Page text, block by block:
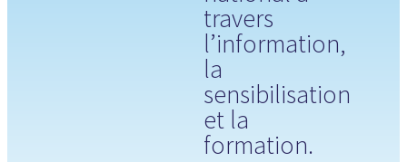
travers
l’information,
la
sensibilisation
et la
formation.